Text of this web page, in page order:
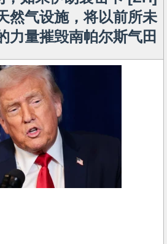
然气设施，将以前所未
力量摧毁南帕尔斯气田